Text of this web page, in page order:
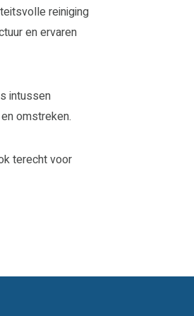
reiniging
en ervaren
intussen
omstreken.
terecht voor